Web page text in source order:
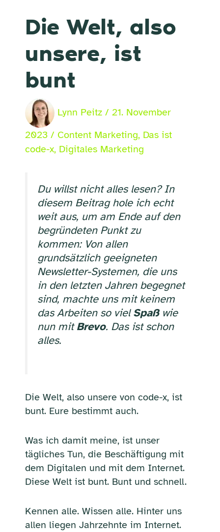
Die Welt, also
unsere, ist
bunt
Lynn Peitz / 21. November
2023 / Content Marketing, Das ist
code-x, Digitales Marketing
Du willst nicht alles lesen? In
diesem Beitrag hole ich echt
weit aus, um am Ende auf den
begründeten Punkt zu
kommen: Von allen
grundsätzlich geeigneten
Newsletter-Systemen, die uns
in den letzten Jahren begegnet
sind, machte uns mit keinem
das Arbeiten so vielSpaßwie
nun mitBrevo. Das ist schon
alles.
Die Welt, also unsere von code-x, ist
bunt. Eure bestimmt auch.
Was ich damit meine, ist unser
tägliches Tun, die Beschäftigung mit
dem Digitalen und mit dem Internet.
Diese Welt ist bunt. Bunt und schnell.
Kennen alle. Wissen alle. Hinter uns
allen liegen Jahrzehnte im Internet.